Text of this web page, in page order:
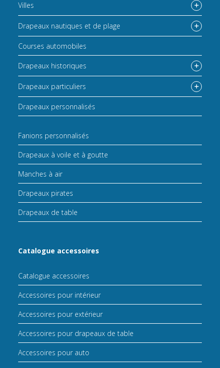
Villes
Drapeaux nautiques et de plage
Courses automobiles
Drapeaux historiques
Drapeaux particuliers
Drapeaux personnalisés
Fanions personnalisés
Drapeaux à voile et à goutte
Manches à air
Drapeaux pirates
Drapeaux de table
Catalogue accessoires
Catalogue accessoires
Accessoires pour intérieur
Accessoires pour extérieur
Accessoires pour drapeaux de table
Accessoires pour auto